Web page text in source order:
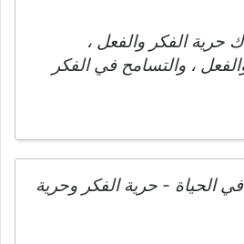
حرية الفكر والفعل ،
، والتسامح في الفكر
الحياة - حرية الفكر وحرية